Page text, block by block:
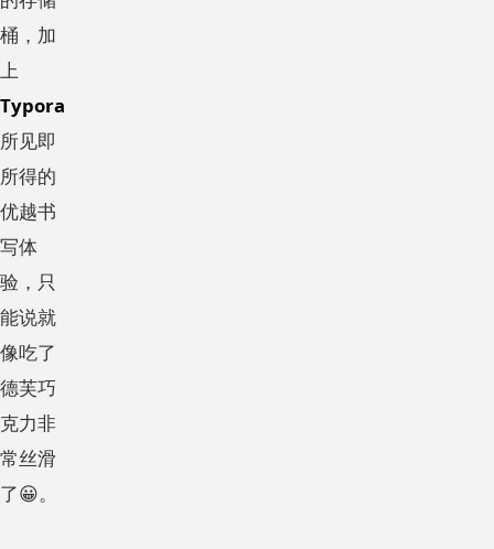
桶，加
上
Typora
所见即
所得的
优越书
写体
验，只
能说就
像吃了
德芙巧
克力非
常丝滑
了😀。